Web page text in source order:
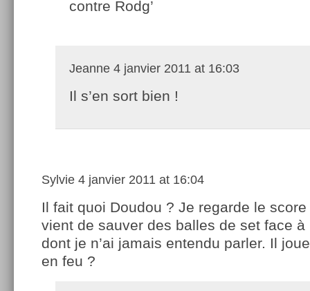
contre Rodg’
Jeanne 4 janvier 2011 at 16:03
Il s’en sort bien !
Sylvie 4 janvier 2011 at 16:04
Il fait quoi Doudou ? Je regarde le
vient de sauver des balles de set face à
dont je n’ai jamais entendu parler. Il
en feu ?